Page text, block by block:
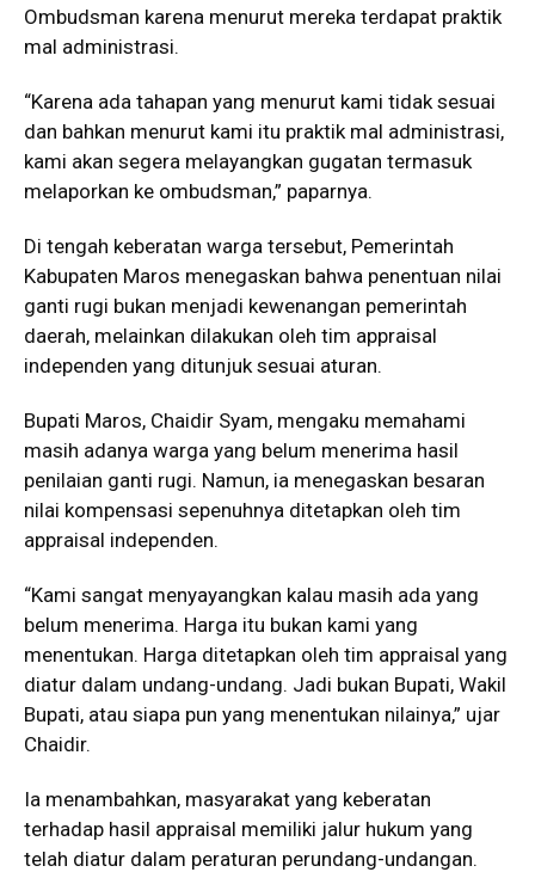
Ombudsman karena menurut mereka terdapat praktik
mal administrasi.
“Karena ada tahapan yang menurut kami tidak sesuai
dan bahkan menurut kami itu praktik mal administrasi,
kami akan segera melayangkan gugatan termasuk
melaporkan ke ombudsman,” paparnya.
Di tengah keberatan warga tersebut, Pemerintah
Kabupaten Maros menegaskan bahwa penentuan nilai
ganti rugi bukan menjadi kewenangan pemerintah
daerah, melainkan dilakukan oleh tim appraisal
independen yang ditunjuk sesuai aturan.
Bupati Maros, Chaidir Syam, mengaku memahami
masih adanya warga yang belum menerima hasil
penilaian ganti rugi. Namun, ia menegaskan besaran
nilai kompensasi sepenuhnya ditetapkan oleh tim
appraisal independen.
“Kami sangat menyayangkan kalau masih ada yang
belum menerima. Harga itu bukan kami yang
menentukan. Harga ditetapkan oleh tim appraisal yang
diatur dalam undang-undang. Jadi bukan Bupati, Wakil
Bupati, atau siapa pun yang menentukan nilainya,” ujar
Chaidir.
Ia menambahkan, masyarakat yang keberatan
terhadap hasil appraisal memiliki jalur hukum yang
telah diatur dalam peraturan perundang-undangan.